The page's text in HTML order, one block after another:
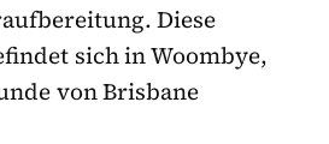
Diese
sich in Woombye,
von Brisbane